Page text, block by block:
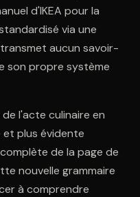
d'IKEA pour la
via une
aucun savoir-
son propre système
l'acte culinaire en
plus évidente
de la page de
nouvelle grammaire
à comprendre